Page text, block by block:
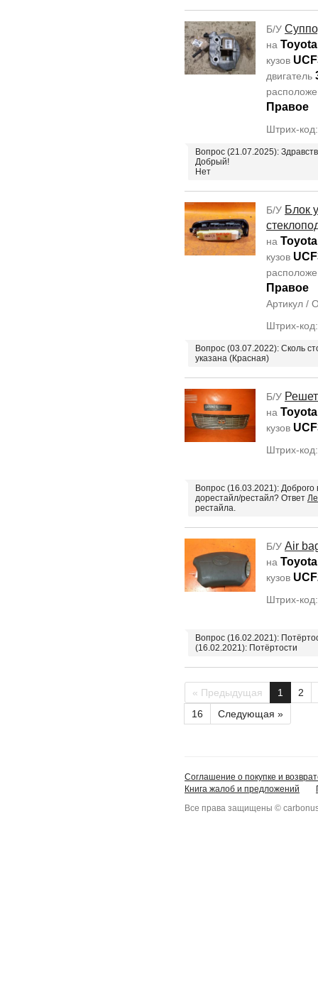
Б/У
на
кузов
двигатель
Правое
Штрих-
Вопрос (21.07.2025):
Добрый!
Нет
Б/У Блок
на
кузов
Правое
Артикул /
Штрих-
Вопрос (03.07.2022): Сколь
указана (Красная)
Б/У
на
кузов
Штрих-
Вопрос (16.03.2021): Доброго
дорестайл/рестайл? Ответ
рестайла.
Б/У Air
на
кузов
Штрих-
Вопрос (16.02.2021):
(16.02.2021): Потёртости
« Предыдущая 1
2
16
Следующая »
Соглашение о покупке и
Книга жалоб и предложений
Все права защищены ©